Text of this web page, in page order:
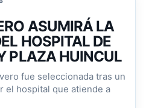
ASUMIRÁ LA
HOSPITAL DE
PLAZA HUINCUL
fue seleccionada tras un
el hospital que atiende a